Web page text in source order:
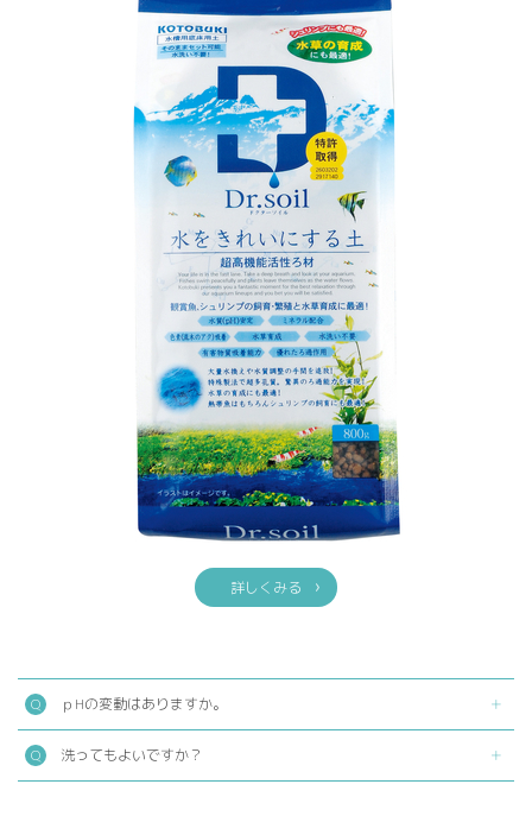
詳しくみる
ｐHの変動はありますか。
洗ってもよいですか？